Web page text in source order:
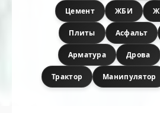
Цемент ЖБИ
Плиты Асфальт
Арматура Дрова
Трактор Манипулятор